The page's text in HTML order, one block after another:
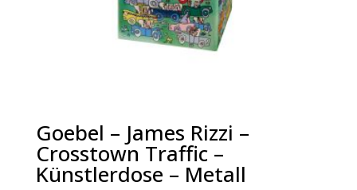
Goebel – James Rizzi –
Crosstown Traffic –
Künstlerdose – Metall